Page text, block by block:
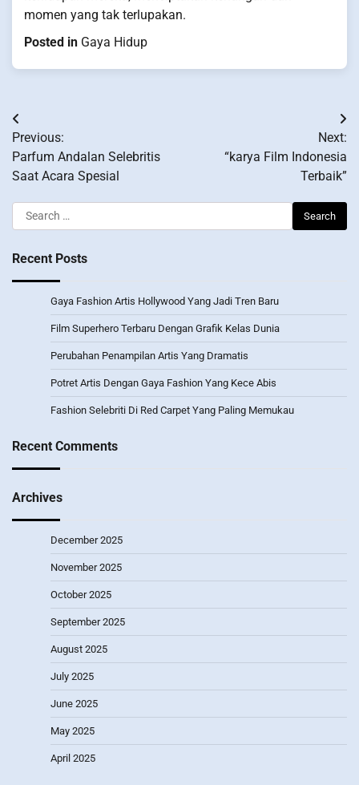
momen yang tak terlupakan.
Posted in Gaya Hidup
Post
navigation
Previous:
Parfum Andalan Selebritis
Saat Acara Spesial
Next:
“karya Film Indonesia
Terbaik”
Search
for:
Recent Posts
Gaya Fashion Artis Hollywood Yang Jadi Tren Baru
Film Superhero Terbaru Dengan Grafik Kelas Dunia
Perubahan Penampilan Artis Yang Dramatis
Potret Artis Dengan Gaya Fashion Yang Kece Abis
Fashion Selebriti Di Red Carpet Yang Paling Memukau
Recent Comments
Archives
December 2025
November 2025
October 2025
September 2025
August 2025
July 2025
June 2025
May 2025
April 2025